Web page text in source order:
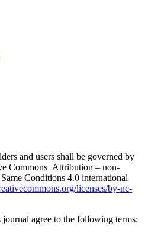
and users shall be governed by
Commons Attribution – non-
Conditions 4.0 international
licenses/by-nc-
agree to the following terms: